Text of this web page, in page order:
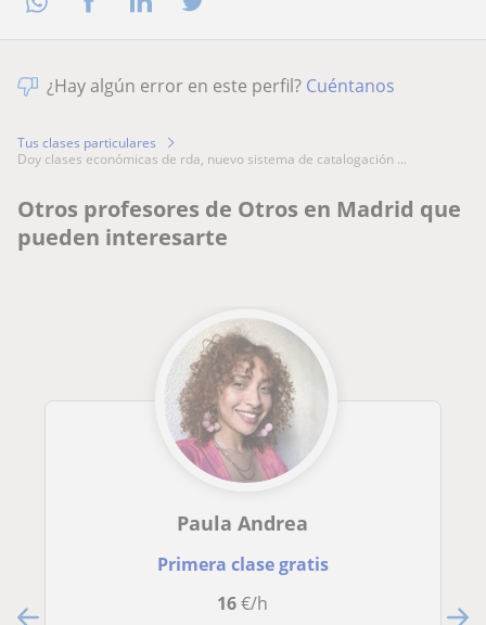
¿Hay algún error en este perfil? Cuéntanos
Tus clases particulares
doy clases económicas de rda, nuevo sistema de catalogación ...
Otros profesores de Otros en Madrid que
pueden interesarte
Paula Andrea
Primera clase gratis
16€/h